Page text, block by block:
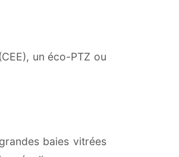
un éco-PTZ ou
baies vitrées